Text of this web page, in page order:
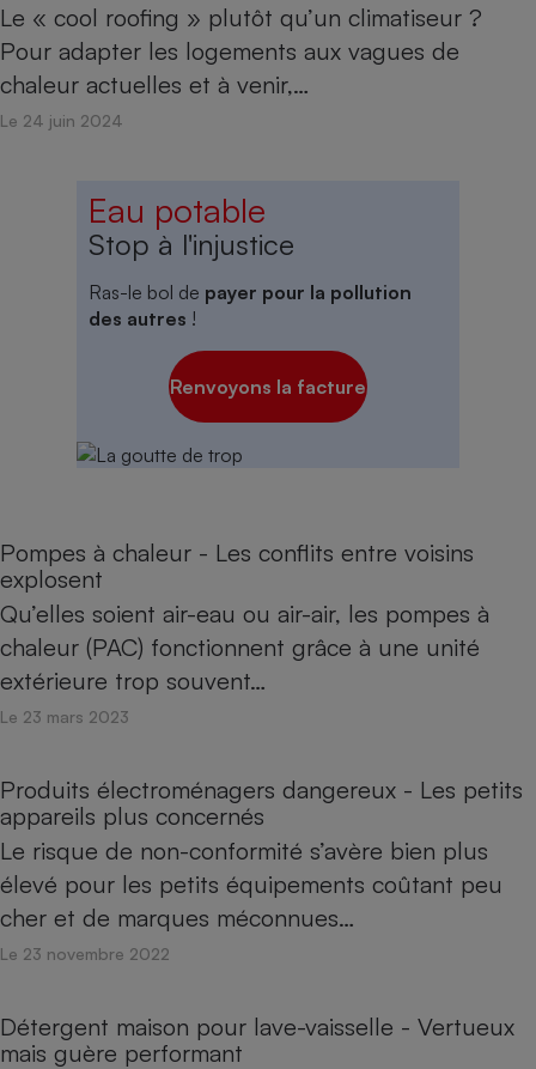
Le « cool roofing » plutôt qu’un climatiseur ?
Pour adapter les logements aux vagues de
chaleur actuelles et à venir,…
Le 24 juin 2024
Eau potable
Stop à l'injustice
Ras-le bol de payer pour la pollution
des autres !
Renvoyons la facture
Pompes à chaleur - Les conflits entre voisins
explosent
Qu’elles soient air-eau ou air-air, les pompes à
chaleur (PAC) fonctionnent grâce à une unité
extérieure trop souvent…
Le 23 mars 2023
Produits électroménagers dangereux - Les petits
appareils plus concernés
Le risque de non-conformité s’avère bien plus
élevé pour les petits équipements coûtant peu
cher et de marques méconnues…
Le 23 novembre 2022
Détergent maison pour lave-vaisselle - Vertueux
mais guère performant